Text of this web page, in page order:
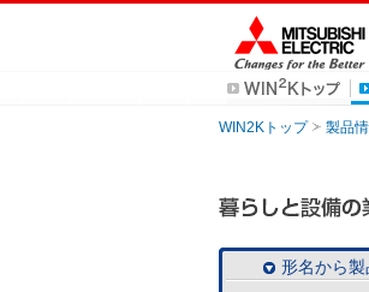
WIN2Kトップ 製品
形名から